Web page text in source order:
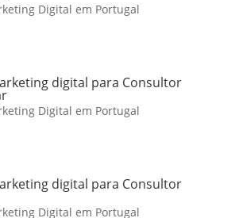
Digital em Portugal
digital para Consultor
Digital em Portugal
digital para Consultor
Digital em Portugal